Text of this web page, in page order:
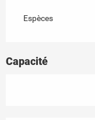
Espèces
Capacité